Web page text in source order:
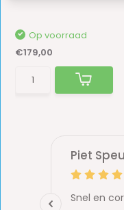
Op voorraad
€179,00